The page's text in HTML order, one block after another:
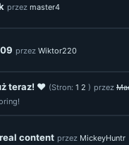
przez master4
przez Wiktor220
teraz! ♥ (Stron: 1 2 ) przez
content przez MickeyHuntr